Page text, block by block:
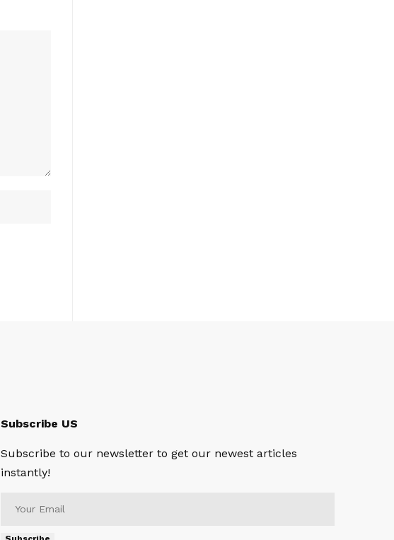
Subscribe US
Subscribe to our newsletter to get our newest articles
instantly!